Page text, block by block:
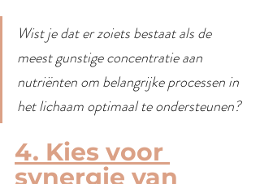
Wist je dat er zoiets bestaat als de
meest gunstige concentratie aan
nutriënten om belangrijke processen in
het lichaam optimaal te ondersteunen?
4. Kies voor
synergie van